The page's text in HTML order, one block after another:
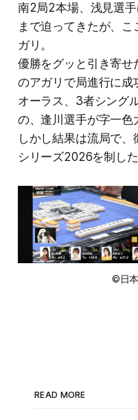
南2局2本場、浅見選
まで迫ってきたが、
ガリ。
優勝をグッと引き寄
のアガリで局進行に成
オーラス、3者シング
の、逢川選手が字一色
しかし結果は流局で
シリーズ2026を制した
©日
READ MORE